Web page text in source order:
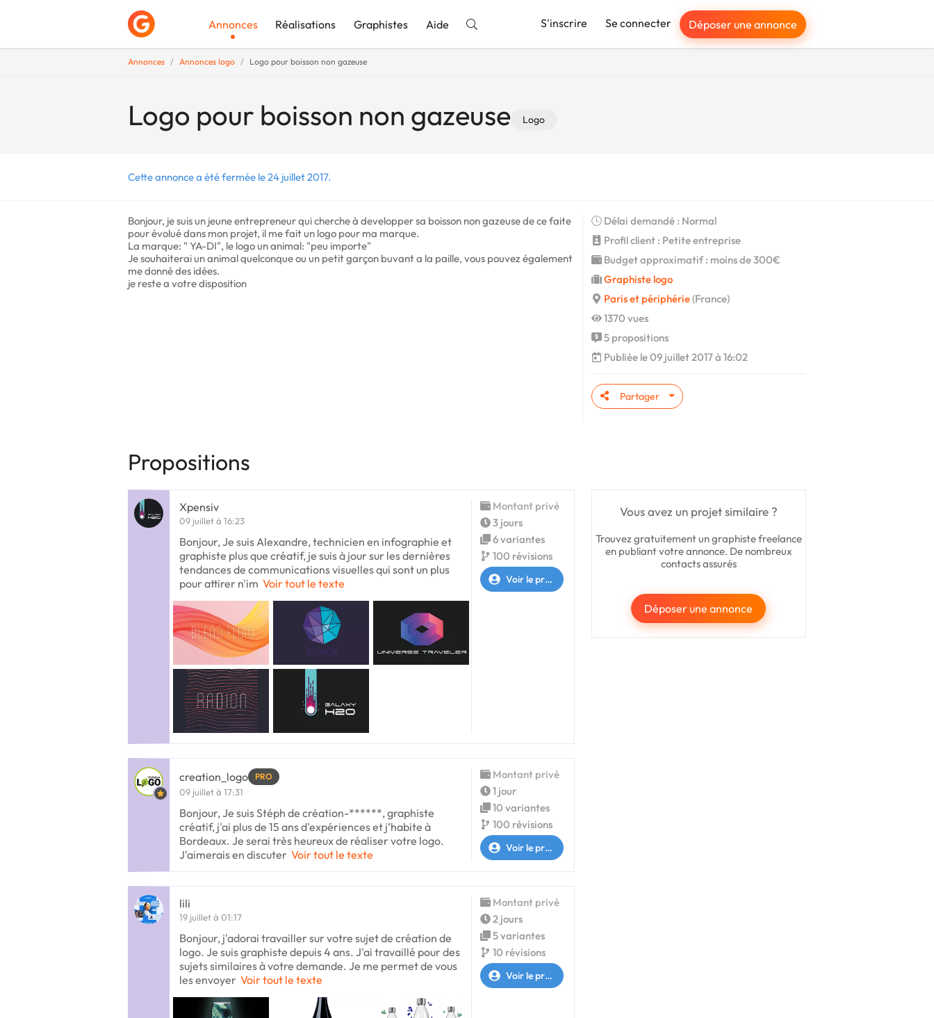
Annonces Réalisations Graphistes Aide S'inscrire Se connecter Déposer une annonce
Annonces Annonces logo Logo pour boisson non gazeuse
Logo pour boisson non gazeuse Logo
Cette annonce a été fermée le 24 juillet 2017.
Bonjour, je suis un jeune entrepreneur qui cherche à developper sa boisson non gazeuse de ce faite
pour évolué dans mon projet, il me fait un logo pour ma marque.
La marque: " YA-DI", le logo un animal: "peu importe"
Je souhaiterai un animal quelconque ou un petit garçon buvant a la paille, vous pouvez également
me donné des idées.
je reste a votre disposition
Délai demandé : Normal
Profil client : Petite entreprise
Budget approximatif : moins de 300€
Graphiste logo
Paris et périphérie(France)
1370 vues
5 propositions
Publiée le 09 juillet 2017 à 16:02
Partager
Propositions
Vous avez un projet similaire ?
Trouvez gratuitement un graphiste freelance
en publiant votre annonce. De nombreux
contacts assurés
Déposer une annonce
Xpensiv
09 juillet à 16:23
Bonjour, Je suis Alexandre, technicien en infographie et
graphiste plus que créatif, je suis à jour sur les dernières
tendances de communications visuelles qui sont un plus
pour attirer n'im Voir tout le texte
Montant privé
3 jours
6 variantes
100 révisions
Voir le profil
creation_logo PRO
09 juillet à 17:31
Bonjour, Je suis Stéph de création-******, graphiste
créatif, j'ai plus de 15 ans d'expériences et j’habite à
Bordeaux. Je serai très heureux de réaliser votre logo.
J'aimerais en discuter Voir tout le texte
Montant privé
1 jour
10 variantes
100 révisions
Voir le profil
lili
19 juillet à 01:17
Bonjour, j'adorai travailler sur votre sujet de création de
logo. Je suis graphiste depuis 4 ans. J'ai travaillé pour des
sujets similaires à votre demande. Je me permet de vous
les envoyer Voir tout le texte
Montant privé
2 jours
5 variantes
10 révisions
Voir le profil